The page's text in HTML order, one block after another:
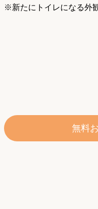
※新たにトイレになる外
無料